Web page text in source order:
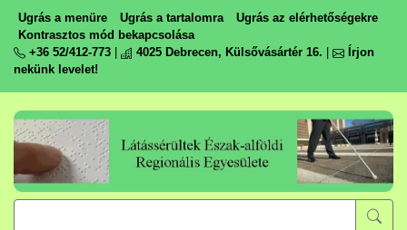
Ugrás a menüre Ugrás a tartalomra
Ugrás az elérhetőségekre
Kontrasztos mód bekapcsolása
+36 52/412-773
4025 Debrecen, Külsővásártér 16.
Írjon
nekünk levelet!